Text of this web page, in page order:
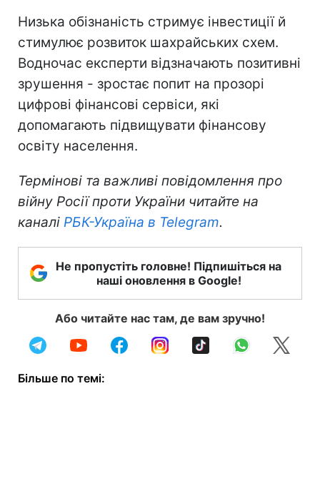
Низька обізнаність стримує інвестиції й
стимулює розвиток шахрайських схем.
Водночас експерти відзначають позитивні
зрушення - зростає попит на прозорі
цифрові фінансові сервіси, які
допомагають підвищувати фінансову
освіту населення.
Термінові та важливі повідомлення про
війну Росії проти України читайте на
каналі РБК-Україна в Telegram.
Не пропустіть головне! Підпишіться на
наші оновлення в Google!
Або читайте нас там, де вам зручно!
Більше по темі: